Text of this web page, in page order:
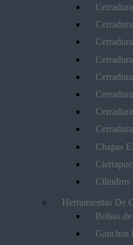
Chapas
Cilindros
Herramientas De
Bolsas
Ganchos